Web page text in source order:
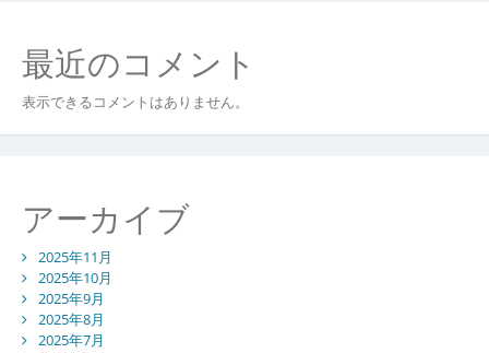
ま
ち
の
最近のコメント
表示できるコメントはありません。
アーカイブ
2025年11月
2025年10月
2025年9月
2025年8月
2025年7月